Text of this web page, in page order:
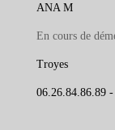
ANA M
En cours de
Troyes
06.26.84.86.89 -